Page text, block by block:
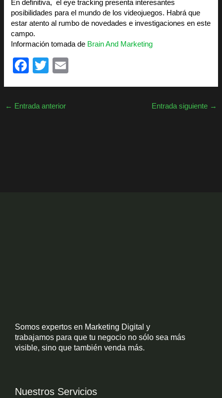
En definitiva, el eye tracking presenta interesantes
posibilidades para el mundo de los videojuegos. Habrá que
estar atento al rumbo de novedades e investigaciones en este
campo.
Información tomada de Brain And Marketing
F
e
T
er
← Entrada anterior Entrada siguiente →
Nuestros Servicios
Somos expertos en Marketing Digital y
trabajamos para que tu negocio no sólo sea más
visible, sino que también venda más.